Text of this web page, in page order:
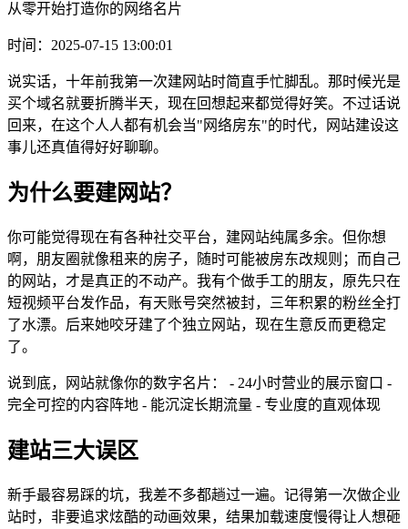
从零开始打造你的网络名片
时间：2025-07-15 13:00:01
说实话，十年前我第一次建网站时简直手忙脚乱。那时候光是
买个域名就要折腾半天，现在回想起来都觉得好笑。不过话说
回来，在这个人人都有机会当"网络房东"的时代，网站建设这
事儿还真值得好好聊聊。
为什么要建网站？
你可能觉得现在有各种社交平台，建网站纯属多余。但你想
啊，朋友圈就像租来的房子，随时可能被房东改规则；而自己
的网站，才是真正的不动产。我有个做手工的朋友，原先只在
短视频平台发作品，有天账号突然被封，三年积累的粉丝全打
了水漂。后来她咬牙建了个独立网站，现在生意反而更稳定
了。
说到底，网站就像你的数字名片： - 24小时营业的展示窗口 -
完全可控的内容阵地 - 能沉淀长期流量 - 专业度的直观体现
建站三大误区
新手最容易踩的坑，我差不多都趟过一遍。记得第一次做企业
站时，非要追求炫酷的动画效果，结果加载速度慢得让人想砸